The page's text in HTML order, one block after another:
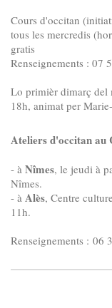
Cours d'occitan
tous les mercredis
gratis
Renseignements : 07
Lo primièr dimarç del
18h, animat per
Ateliers d'occitan au
- à Nîmes, le jeudi à
Nîmes.
- à Alès, Centre
11h.
Renseignements : 06